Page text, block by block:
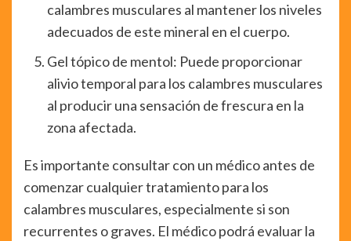
calambres musculares al mantener los niveles
adecuados de este mineral en el cuerpo.
Gel tópico de mentol: Puede proporcionar
alivio temporal para los calambres musculares
al producir una sensación de frescura en la
zona afectada.
Es importante consultar con un médico antes de
comenzar cualquier tratamiento para los
calambres musculares, especialmente si son
recurrentes o graves. El médico podrá evaluar la